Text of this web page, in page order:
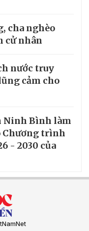
cha nghèo
cử nhân
nước truy
cảm cho
Ninh Bình làm
Chương trình
- 2030 của